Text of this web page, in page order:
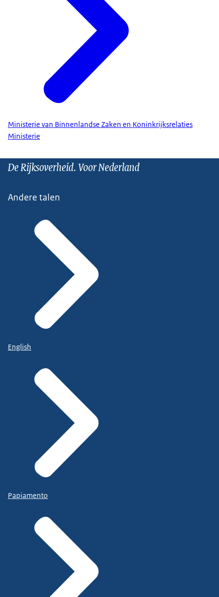
Ministerie van Binnenlandse Zaken en Koninkrijksrelaties
Ministerie
De Rijksoverheid. Voor Nederland
Andere talen
English
Papiamento